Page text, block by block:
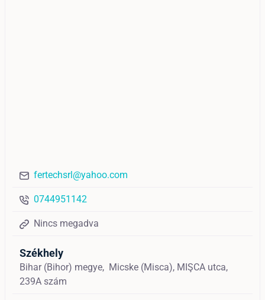
fertechsrl@yahoo.com
0744951142
Nincs megadva
Székhely
Bihar (Bihor) megye, Micske (Misca), MIŞCA utca,
239A szám